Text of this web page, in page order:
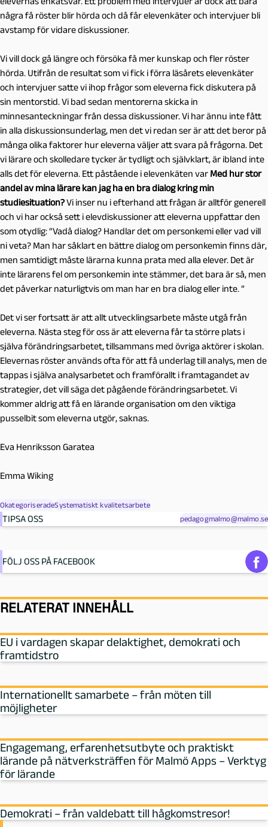
några få röster blir hörda och då får elevenkäter och intervjuer bli
avstamp för vidare diskussioner.
Vi vill dock gå längre och försöka få mer kunskap och fler röster
hörda. Utifrån de resultat som vi fick i förra läsårets elevenkäter
och intervjuer satte vi ihop frågor som eleverna fick diskutera på
sin mentorstid. Vi bad sedan mentorerna skicka in
minnesanteckningar från dessa diskussioner. Vi har ännu inte fått
in alla diskussionsunderlag, men det vi redan ser är att det beror på
många olika faktorer hur eleverna väljer att svara på frågorna. Det
vi lärare och skolledare tycker är tydligt och självklart, är ibland inte
alls det för eleverna. Ett påstående i elevenkäten var Med hur stor
andel av mina lärare kan jag ha en bra dialog kring min
studiesituation?Vi inser nu i efterhand att frågan är alltför generell
och vi har också sett i elevdiskussioner att eleverna uppfattar den
som otydlig:“Vadå dialog? Handlar det om personkemi eller vad vill
ni veta? Man har såklart en bättre dialog om personkemin finns där,
men samtidigt måste lärarna kunna prata med alla elever. Det är
inte lärarens fel om personkemin inte stämmer, det bara är så, men
det påverkar naturligtvis om man har en bra dialog eller inte. ”
Det vi ser fortsatt är att allt utvecklingsarbete måste utgå från
eleverna. Nästa steg för oss är att eleverna får ta större plats i
själva förändringsarbetet, tillsammans med övriga aktörer i skolan.
Elevernas röster används ofta för att få underlag till analys, men de
tappas i själva analysarbetet och framförallt i framtagandet av
strategier, det vill säga det pågående förändringsarbetet. Vi
kommer aldrig att få en lärande organisation om den viktiga
pusselbit som eleverna utgör, saknas.
Eva Henriksson Garatea
Emma Wiking
OkategoriseradeSystematiskt kvalitetsarbete
TIPSA OSS pedagogmalmo@malmo.se
FÖLJ OSS PÅ FACEBOOK
RELATERAT INNEHÅLL
EU i vardagen skapar delaktighet, demokrati och
framtidstro
Internationellt samarbete – från möten till
möjligheter
Engagemang, erfarenhetsutbyte och praktiskt
lärande på nätverksträffen för Malmö Apps – Verktyg
för lärande
Demokrati – från valdebatt till hågkomstresor!